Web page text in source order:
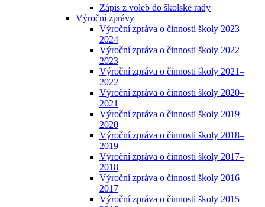
Zápis z voleb do školské rady
Výroční zprávy
Výroční zpráva o činnosti školy 2023–
2024
Výroční zpráva o činnosti školy 2022–
2023
Výroční zpráva o činnosti školy 2021–
2022
Výroční zpráva o činnosti školy 2020–
2021
Výroční zpráva o činnosti školy 2019–
2020
Výroční zpráva o činnosti školy 2018–
2019
Výroční zpráva o činnosti školy 2017–
2018
Výroční zpráva o činnosti školy 2016–
2017
Výroční zpráva o činnosti školy 2015–